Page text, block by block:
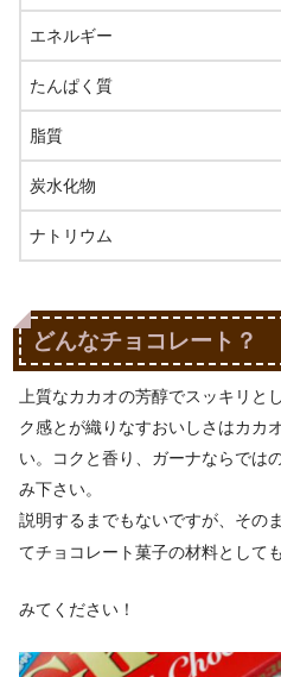
エネルギー
たんぱく質
脂質
炭水化物
ナトリウム
どんなチョコレート？
上質なカカオの芳醇でスッキリと
ク感とが織りなすおいしさはカカ
い。コクと香り、ガーナならでは
み下さい。
説明するまでもないですが、その
てチョコレート菓子の材料として
みてください！